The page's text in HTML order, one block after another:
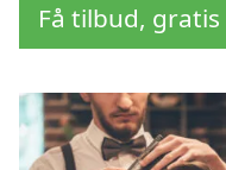
Få tilbud,